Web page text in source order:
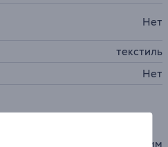
Нет
текстиль
Нет
3,5 мм